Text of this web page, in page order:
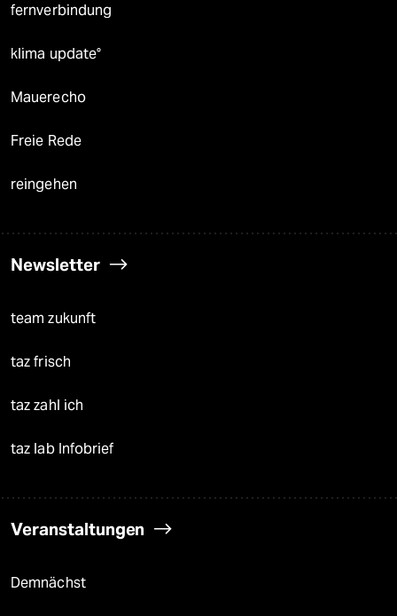
fernverbindung
klima update°
Mauerecho
Freie Rede
reingehen
Newsletter
team zukunft
taz frisch
taz zahl ich
taz lab Infobrief
Veranstaltungen
Demnächst